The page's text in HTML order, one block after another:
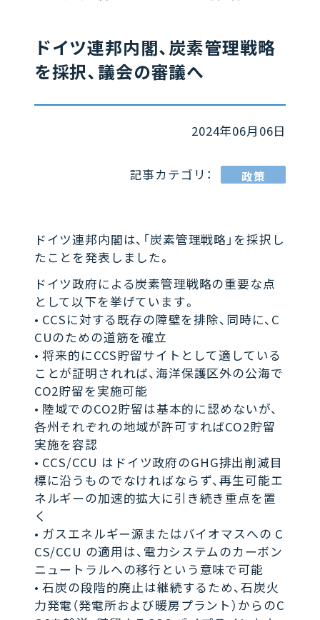
ドイツ連邦内閣、炭素管理戦略
を採択、議会の審議へ
2024年06月06日
記事カテゴリ： 政策
ドイツ連邦内閣は、「炭素管理戦略」を採択し
たことを発表しました。
ドイツ政府による炭素管理戦略の重要な点
として以下を挙げています。
• CCSに対する既存の障壁を排除、同時に、C
CUのための道筋を確立
• 将来的にCCS貯留サイトとして適している
ことが証明されれば、海洋保護区外の公海で
CO2貯留を実施可能
• 陸域でのCO2貯留は基本的に認めないが、
各州それぞれの地域が許可すればCO2貯留
実施を容認
• CCS/CCU はドイツ政府のGHG排出削減目
標に沿うものでなければならず、再生可能エ
ネルギーの加速的拡大に引き続き重点を置
く
• ガスエネルギー源またはバイオマスへの C
CS/CCU の適用は、電力システムのカーボン
ニュートラルへの移行という意味で可能
• 石炭の段階的廃止は継続するため、石炭火
力発電（発電所および暖房プラント）からのC